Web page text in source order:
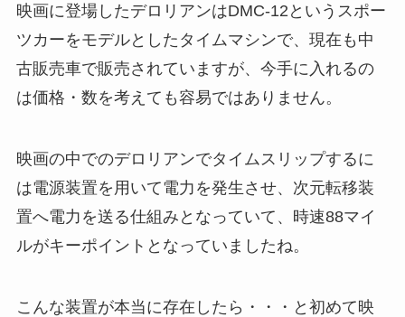
映画に登場したデロリアンはDMC-12というスポー
ツカーをモデルとしたタイムマシンで、現在も中
古販売車で販売されていますが、今手に入れるの
は価格・数を考えても容易ではありません。
映画の中でのデロリアンでタイムスリップするに
は電源装置を用いて電力を発生させ、次元転移装
置へ電力を送る仕組みとなっていて、時速88マイ
ルがキーポイントとなっていましたね。
こんな装置が本当に存在したら・・・と初めて映